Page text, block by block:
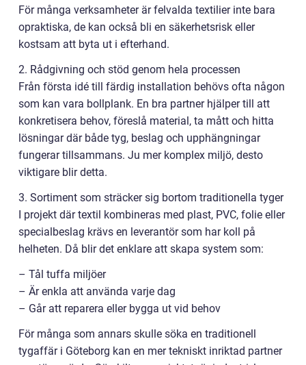
För många verksamheter är felvalda textilier inte bara
opraktiska, de kan också bli en säkerhetsrisk eller
kostsam att byta ut i efterhand.
2. Rådgivning och stöd genom hela processen
Från första idé till färdig installation behövs ofta någon
som kan vara bollplank. En bra partner hjälper till att
konkretisera behov, föreslå material, ta mått och hitta
lösningar där både tyg, beslag och upphängningar
fungerar tillsammans. Ju mer komplex miljö, desto
viktigare blir detta.
3. Sortiment som sträcker sig bortom traditionella tyger
I projekt där textil kombineras med plast, PVC, folie eller
specialbeslag krävs en leverantör som har koll på
helheten. Då blir det enklare att skapa system som:
– Tål tuffa miljöer
– Är enkla att använda varje dag
– Går att reparera eller bygga ut vid behov
För många som annars skulle söka en traditionell
tygaffär i Göteborg kan en mer tekniskt inriktad partner